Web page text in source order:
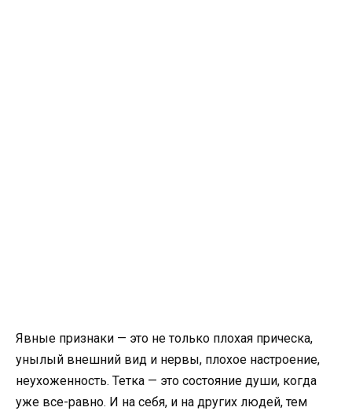
Явные признаки — это не только плохая прическа,
унылый внешний вид и нервы, плохое настроение,
неухоженность. Тетка — это состояние души, когда
уже все-равно. И на себя, и на других людей, тем